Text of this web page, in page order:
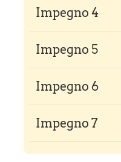
Impegno 4
Impegno 5
Impegno 6
Impegno 7